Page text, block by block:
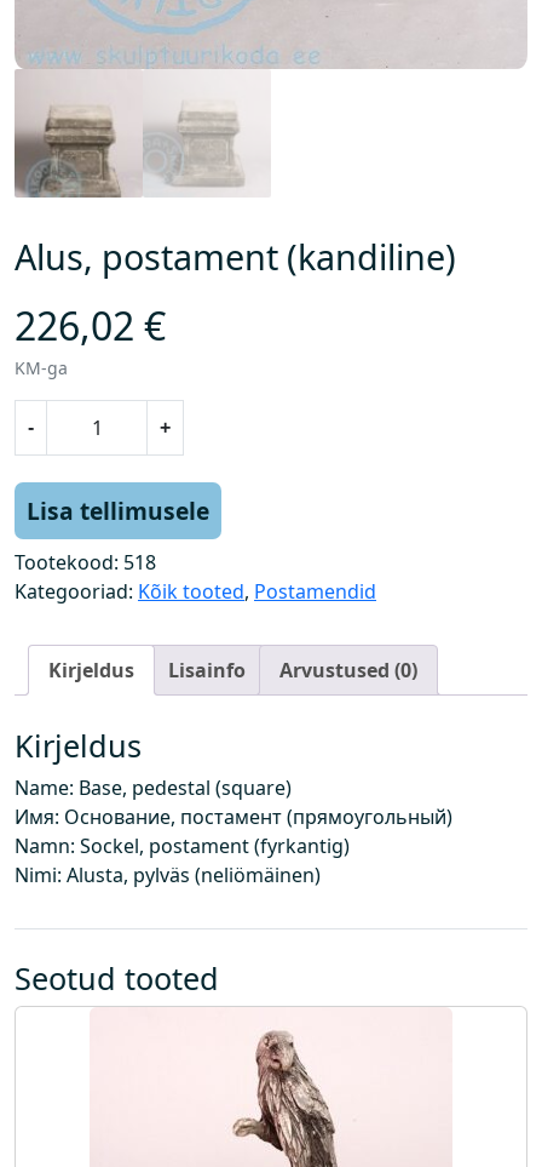
Alus, postament (kandiline)
226,02 €
KM-ga
-
,
p
o
m
e
n
t
(
k
a
d
i
l
+
Lisa tellimusele
Tootekood: 518
Kategooriad: Kõik tooted, Postamendid
Kirjeldus Lisainfo Arvustused (0)
Kirjeldus
Name: Base, pedestal (square)
Имя: Основание, постамент (прямоугольный)
Namn: Sockel, postament (fyrkantig)
Nimi: Alusta, pylväs (neliömäinen)
Seotud tooted